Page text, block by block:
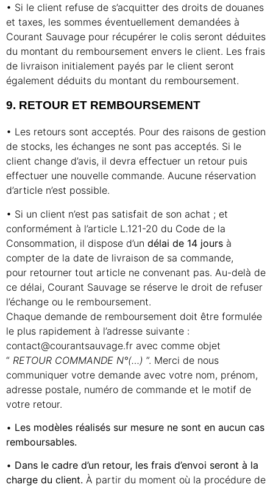
• Si le client refuse de s’acquitter des droits de douanes
et taxes, les sommes éventuellement demandées à
Courant Sauvage pour récupérer le colis seront déduites
du montant du remboursement envers le client. Les frais
de livraison initialement payés par le client seront
également déduits du montant du remboursement.
9. RETOUR ET REMBOURSEMENT
• Les retours sont acceptés. Pour des raisons de gestion
de stocks, les échanges ne sont pas acceptés. Si le
client change d’avis, il devra effectuer un retour puis
effectuer une nouvelle commande. Aucune réservation
d’article n’est possible.
• Si un client n’est pas satisfait de son achat ; et
conformément à l’article L.121-20 du Code de la
Consommation, il dispose d’un délai de 14 jours à
compter de la date de livraison de sa commande,
pour retourner tout article ne convenant pas. Au-delà de
ce délai, Courant Sauvage se réserve le droit de refuser
l’échange ou le remboursement.
Chaque demande de remboursement doit être formulée
le plus rapidement à l’adresse suivante :
contact@courantsauvage.fr avec comme objet
“ RETOUR COMMANDE N°(…) ”. Merci de nous
communiquer votre demande avec votre nom, prénom,
adresse postale, numéro de commande et le motif de
votre retour.
• Les modèles réalisés sur mesure ne sont en aucun cas
remboursables.
• Dans le cadre d’un retour, les frais d’envoi seront à la
charge du client. À partir du moment où la procédure de